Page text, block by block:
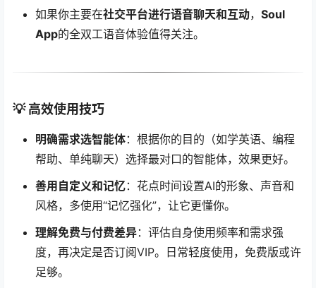
如果你主要在社交平台进行语音聊天和互动， Soul
App的全双工语音体验值得关注。
💡 高效使用技巧
明确需求选智能体：根据你的目的（如学英语、编程
帮助、单纯聊天）选择最对口的智能体，效果更好。
善用自定义和记忆：花点时间设置AI的形象、声音和
风格，多使用“记忆强化”，让它更懂你。
理解免费与付费差异：评估自身使用频率和需求强
度，再决定是否订阅VIP。日常轻度使用，免费版或许
足够。